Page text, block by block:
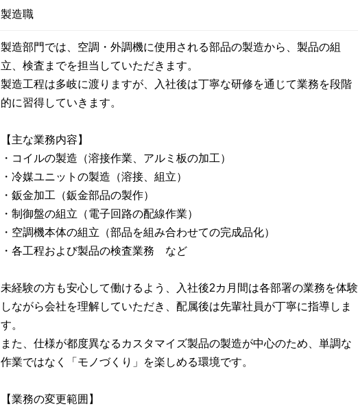
製造職
製造部門では、空調・外調機に使用される部品の製造から、製品の組
立、検査までを担当していただきます。
製造工程は多岐に渡りますが、入社後は丁寧な研修を通じて業務を段階
的に習得していきます。
【主な業務内容】
・コイルの製造（溶接作業、アルミ板の加工）
・冷媒ユニットの製造（溶接、組立）
・鈑金加工（鈑金部品の製作）
・制御盤の組立（電子回路の配線作業）
・空調機本体の組立（部品を組み合わせての完成品化）
・各工程および製品の検査業務 など
未経験の方も安心して働けるよう、入社後2カ月間は各部署の業務を体験
しながら会社を理解していただき、配属後は先輩社員が丁寧に指導しま
す。
また、仕様が都度異なるカスタマイズ製品の製造が中心のため、単調な
作業ではなく「モノづくり」を楽しめる環境です。
【業務の変更範囲】